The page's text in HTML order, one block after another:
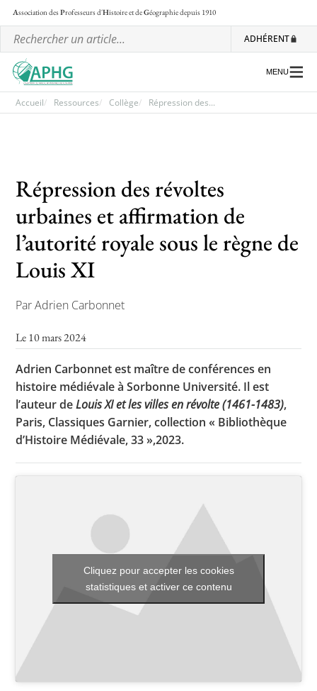
Association desProfesseurs d'Histoire et deGéographiedepuis 1910
ADHÉRENT
Les ateliers nationaux
Communiqués et motions
Lettre d’information de l’APHG
Toutes les actualités
Les rendez-vous de l’APHG
Concours de recrutement
Critique d’ouvrages publiés
MENU
Accueil Ressources Collège Répression des...
Répression des révoltes
urbaines et affirmation de
l’autorité royale sous le règne de
Louis XI
Par Adrien Carbonnet
Le 10 mars 2024
Adrien Carbonnet est maître de conférences en
histoire médiévale à Sorbonne Université. Il est
l’auteur deLouis XI et les villes en révolte (1461-1483),
Paris, Classiques Garnier, collection « Bibliothèque
d’Histoire Médiévale, 33 »,2023.
Cliquez pour accepter les cookies
statistiques et activer ce contenu